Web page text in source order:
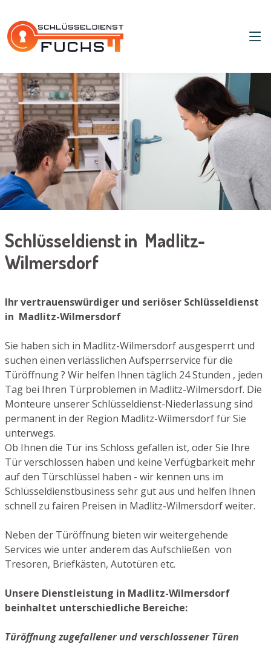
Schlüsseldienst in Madlitz-
Wilmersdorf
Ihr vertrauenswürdiger und seriöser Schlüsseldienst
in Madlitz-Wilmersdorf
Sie haben sich in Madlitz-Wilmersdorf ausgesperrt und
suchen einen verlässlichen Aufsperrservice für die
Türöffnung ? Wir helfen Ihnen täglich 24 Stunden , jeden
Tag bei Ihren Türproblemen in Madlitz-Wilmersdorf. Die
Monteure unserer Schlüsseldienst-Niederlassung sind
permanent in der Region Madlitz-Wilmersdorf für Sie
unterwegs.
Ob Ihnen die Tür ins Schloss gefallen ist, oder Sie Ihre
Tür verschlossen haben und keine Verfügbarkeit mehr
auf den Türschlüssel haben - wir kennen uns im
Schlüsseldienstbusiness sehr gut aus und helfen Ihnen
schnell zu fairen Preisen in Madlitz-Wilmersdorf weiter.
Neben der Türöffnung bieten wir weitergehende
Services wie unter anderem das Aufschließen von
Tresoren, Briefkästen, Autotüren etc.
Unsere Dienstleistung in Madlitz-Wilmersdorf
beinhaltet unterschiedliche Bereiche:
Türöffnung zugefallener und verschlossener Türen